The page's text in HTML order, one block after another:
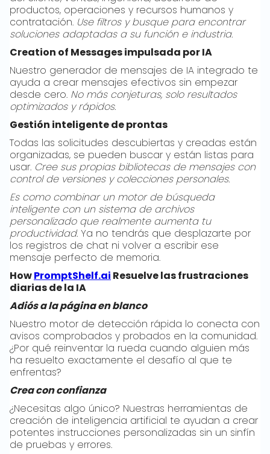
productos, operaciones y recursos humanos y
contratación. Use filtros y busque para encontrar
soluciones adaptadas a su función e industria.
Creation of Messages impulsada por IA
Nuestro generador de mensajes de IA integrado te
ayuda a crear mensajes efectivos sin empezar
desde cero. No más conjeturas, solo resultados
optimizados y rápidos.
Gestión inteligente de prontas
Todas las solicitudes descubiertas y creadas están
organizadas, se pueden buscar y están listas para
usar. Cree sus propias bibliotecas de mensajes con
control de versiones y colecciones personales.
Es como combinar un motor de búsqueda
inteligente con un sistema de archivos
personalizado que realmente aumenta tu
productividad. Ya no tendrás que desplazarte por
los registros de chat ni volver a escribir ese
mensaje perfecto de memoria.
HowPromptShelf.ai Resuelve las frustraciones
diarias de la IA
Adiós a la página en blanco
Nuestro motor de detección rápida lo conecta con
avisos comprobados y probados en la comunidad.
¿Por qué reinventar la rueda cuando alguien más
ha resuelto exactamente el desafío al que te
enfrentas?
Crea con confianza
¿Necesitas algo único? Nuestras herramientas de
creación de inteligencia artificial te ayudan a crear
potentes instrucciones personalizadas sin un sinfín
de pruebas y errores.